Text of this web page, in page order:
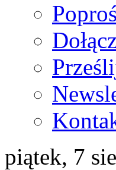
piątek, 7